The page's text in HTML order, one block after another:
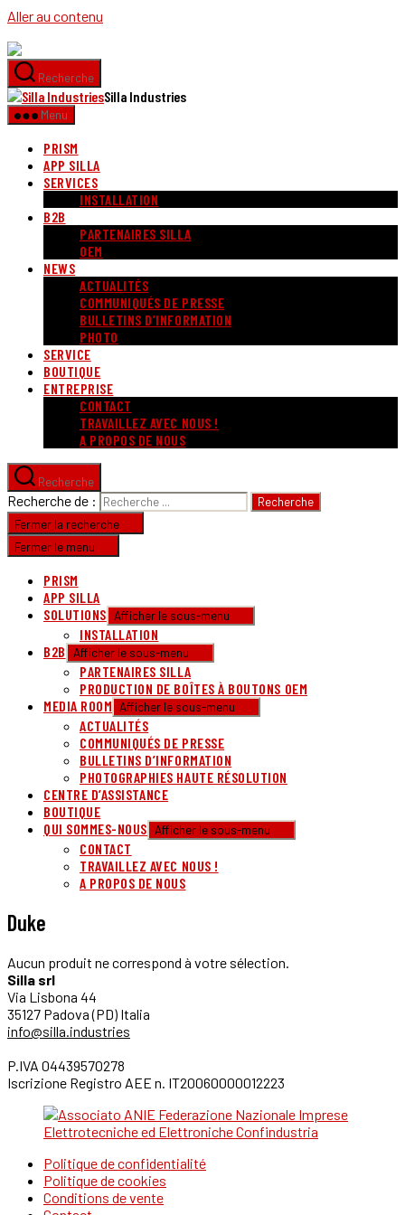
Aller au contenu
Recherche
Silla Industries
Menu
PRISM
APP SILLA
SERVICES
INSTALLATION
B2B
PARTENAIRES SILLA
OEM
NEWS
ACTUALITÉS
COMMUNIQUÉS DE PRESSE
BULLETINS D’INFORMATION
PHOTO
SERVICE
BOUTIQUE
ENTREPRISE
CONTACT
TRAVAILLEZ AVEC NOUS !
A PROPOS DE NOUS
Recherche
Recherche de :
Fermer la recherche
Fermer le menu
PRISM
APP SILLA
SOLUTIONS
Afficher le sous-menu
INSTALLATION
B2B
Afficher le sous-menu
PARTENAIRES SILLA
PRODUCTION DE BOÎTES À BOUTONS OEM
MEDIA ROOM
Afficher le sous-menu
ACTUALITÉS
COMMUNIQUÉS DE PRESSE
BULLETINS D’INFORMATION
PHOTOGRAPHIES HAUTE RÉSOLUTION
CENTRE D’ASSISTANCE
BOUTIQUE
QUI SOMMES-NOUS
Afficher le sous-menu
CONTACT
TRAVAILLEZ AVEC NOUS !
A PROPOS DE NOUS
Duke
Aucun produit ne correspond à votre sélection.
Silla srl
Via Lisbona 44
35127 Padova (PD) Italia
info@silla.industries
P.IVA 04439570278
Iscrizione Registro AEE n. IT20060000012223
Politique de confidentialité
Politique de cookies
Conditions de vente